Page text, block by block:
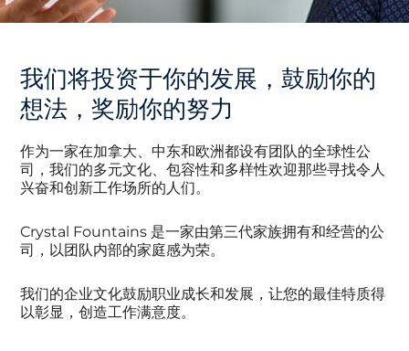
我们将投资于你的发展，鼓励你的
想法，奖励你的努力
作为一家在加拿大、中东和欧洲都设有团队的全球性公
司，我们的多元文化、包容性和多样性欢迎那些寻找令人
兴奋和创新工作场所的人们。
Crystal Fountains 是一家由第三代家族拥有和经营的公
司，以团队内部的家庭感为荣。
我们的企业文化鼓励职业成长和发展，让您的最佳特质得
以彰显，创造工作满意度。